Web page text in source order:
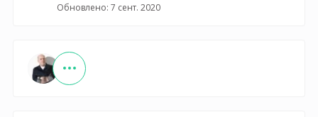
Обновлено: 7 сент. 2020